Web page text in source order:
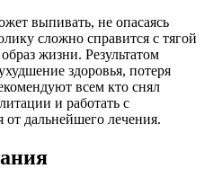
выпивать, не опасаясь
сложно справится с тягой
жизни. Результатом
здоровья, потеря
всем кто снял
и работать с
от дальнейшего лечения.